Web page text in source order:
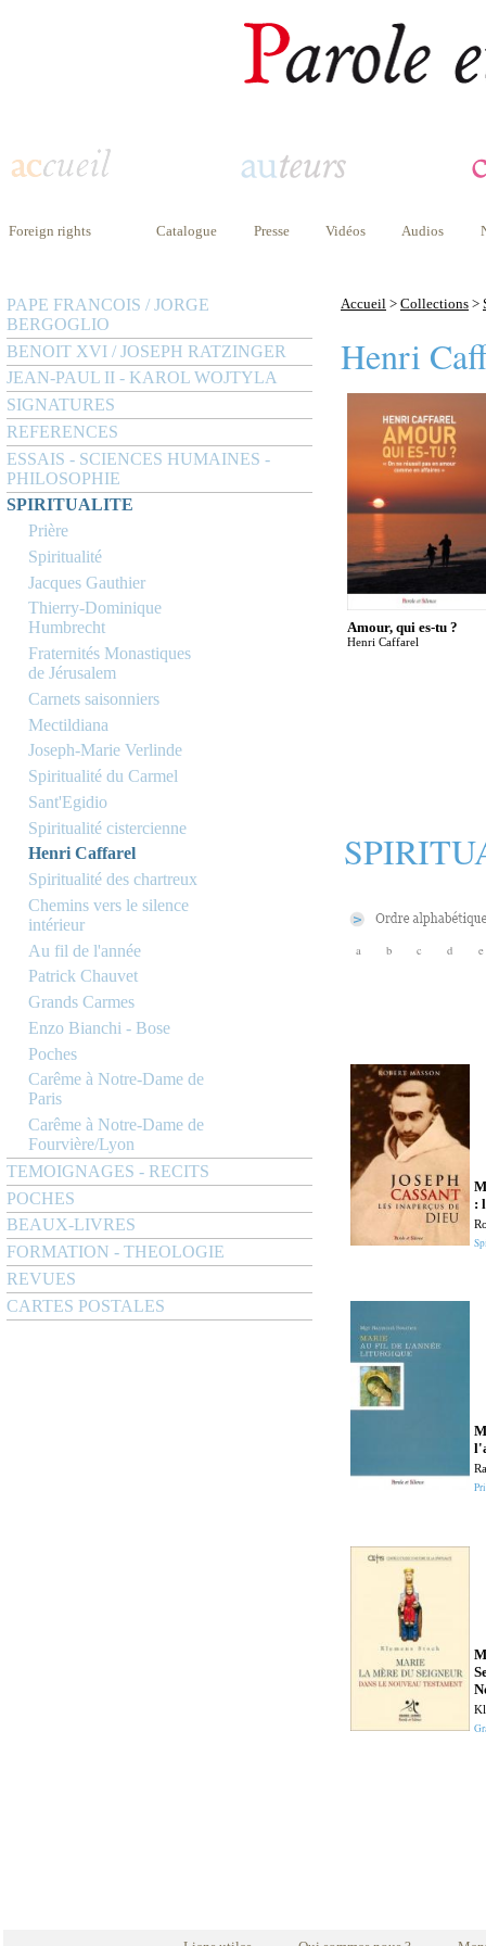
Foreign rights Catalogue Presse Vidéos Audios
PAPE FRANCOIS / JORGE
BERGOGLIO
BENOIT XVI / JOSEPH RATZINGER
JEAN-PAUL II - KAROL WOJTYLA
SIGNATURES
REFERENCES
ESSAIS - SCIENCES HUMAINES -
PHILOSOPHIE
SPIRITUALITE
Prière
Spiritualité
Jacques Gauthier
Thierry-Dominique
Humbrecht
Fraternités Monastiques
de Jérusalem
Carnets saisonniers
Mectildiana
Joseph-Marie Verlinde
Spiritualité du Carmel
Sant'Egidio
Spiritualité cistercienne
Henri Caffarel
Spiritualité des chartreux
Chemins vers le silence
intérieur
Au fil de l'année
Patrick Chauvet
Grands Carmes
Enzo Bianchi - Bose
Poches
Carême à Notre-Dame de
Paris
Carême à Notre-Dame de
Fourvière/Lyon
TEMOIGNAGES - RECITS
POCHES
BEAUX-LIVRES
FORMATION - THEOLOGIE
REVUES
CARTES POSTALES
Accueil > Collections >
Henri
Amour, qui es-tu ?
Henri Caffarel
a b c d e
: